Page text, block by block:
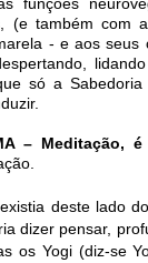
(e também com
- e aos seus
só a Sabedoria
– Meditação,
deste lado
dizer pensar,
os Yogi (diz-se